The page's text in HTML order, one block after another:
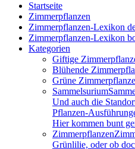
Startseite
Zimmerpflanzen
Zimmerpflanzen-Lexikon
Zimmerpflanzen-Lexikon
Kategorien
Giftige
Blühende
Grüne
Sam­mel­su­ri­um
Und auch die
Pflanzen-
Hier kommen bunt
Zimmerpflanzen
Grünlilie, oder ob